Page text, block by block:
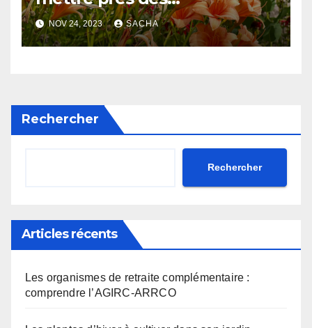
canalisations ?
NOV 24, 2023 SACHA
Rechercher
Rechercher
Articles récents
Les organismes de retraite complémentaire :
comprendre l’AGIRC-ARRCO